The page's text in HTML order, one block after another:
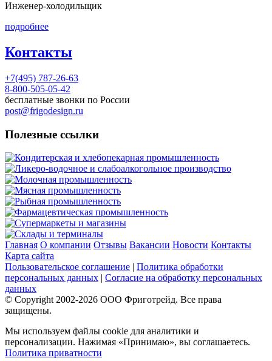
Инженер-холодильщик
подробнее
Контакты
+7(495) 787-26-63
8-800-505-05-42
бесплатные звонки по России
post@frigodesign.ru
Полезные ссылки
Кондитерская и хлебопекарная промышленность
Ликеро-водочное и слабоалкогольное производство
Молочная промышленность
Мясная промышленность
Рыбная промышленность
Фармацевтическая промышленность
Супермаркеты и магазины
Склады и терминалы
Главная О компании Отзывы Вакансии Новости Контакты
Карта сайта
Пользовательское соглашение
Политика обработки
персональных данных
Согласие на обработку персональных
данных
© Copyright 2002-2026 ООО Фриготрейд. Все права
защищены.
Мы используем файлы cookie для аналитики и
персонализации. Нажимая «Принимаю», вы соглашаетесь.
Политика приватности